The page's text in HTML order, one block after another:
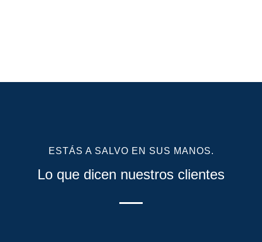
ESTÁS A SALVO EN SUS MANOS.
Lo que dicen nuestros clientes